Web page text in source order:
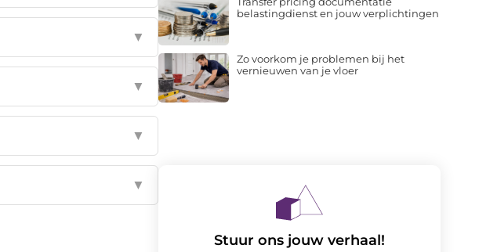
▼
▼
▼
▼
belastingdienst en jouw verplichtingen
Zo voorkom je problemen bij het
vernieuwen van je vloer
Stuur ons jouw verhaal!